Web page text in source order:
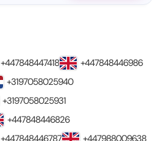
+447848447418
+447848446986
+3197058025940
+3197058025931
+447848446826
+447848446787
+447988009638